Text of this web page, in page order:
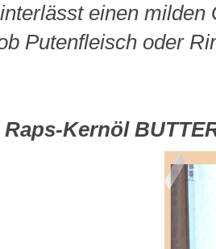
einen
Putenfleisch oder
Kernöl